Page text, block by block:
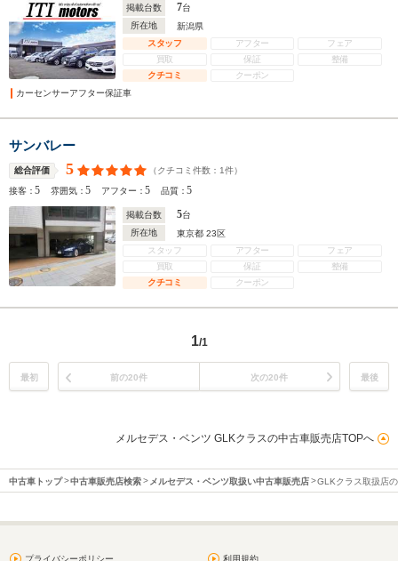
掲載台数 7台
所在地
新潟県
スタッフ
アフター
フェア
買取
保証
整備
クチコミ
クーポン
カーセンサーアフター保証車
サンバレー
総合評価 5 （クチコミ件数： 1件）
接客：5 雰囲気：5 アフター：5 品質：5
掲載台数 5台
所在地
東京都 23区
スタッフ
アフター
フェア
買取
保証
整備
クチコミ
クーポン
1/1
最初 前の20件 次の20件 最後
メルセデス・ベンツ GLKクラスの中古車販売店TOPへ
中古車トップ 中古車販売店検索 メルセデス・ベンツ取扱い中古車販売店 GLKクラス取扱店
プライバシーポリシー 利用規約